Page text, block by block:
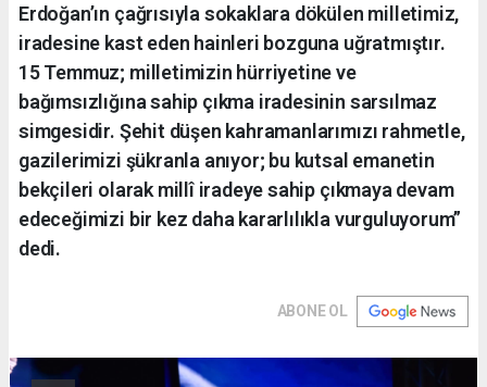
Erdoğan’ın çağrısıyla sokaklara dökülen milletimiz,
iradesine kast eden hainleri bozguna uğratmıştır.
15 Temmuz; milletimizin hürriyetine ve
bağımsızlığına sahip çıkma iradesinin sarsılmaz
simgesidir. Şehit düşen kahramanlarımızı rahmetle,
gazilerimizi şükranla anıyor; bu kutsal emanetin
bekçileri olarak millî iradeye sahip çıkmaya devam
edeceğimizi bir kez daha kararlılıkla vurguluyorum”
dedi.
ABONE OL